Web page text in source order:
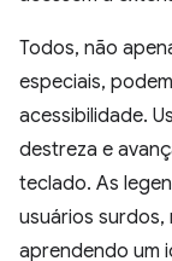
Todos, não
especiais,
acessibilidade.
destreza e
teclado. As
usuários surdos,
aprendendo um